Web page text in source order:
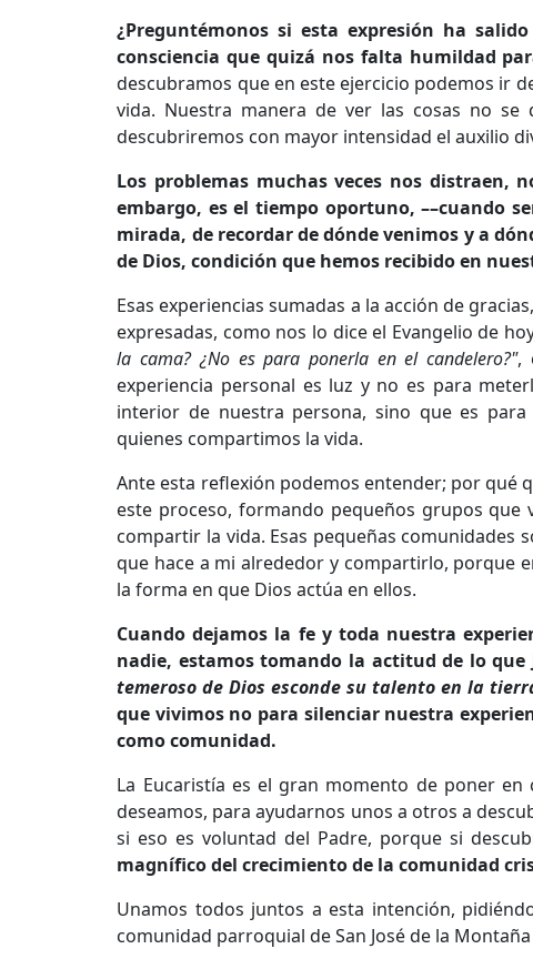
¿Preguntémonos si esta expresión ha
consciencia que quizá nos falta humildad
descubramos que en este ejercicio podemos ir
vida. Nuestra manera de ver las cosas no
descubriremos con mayor intensidad el auxilio
Los problemas muchas veces nos distraen,
embargo, es el tiempo oportuno, ––cuando
mirada, de recordar de dónde venimos y a
de Dios, condición que hemos recibido en
Esas experiencias sumadas a la acción de
expresadas, como nos lo dice el Evangelio de
la cama? ¿No es para ponerla en el candelero?",
experiencia personal es luz y no es para
interior de nuestra persona, sino que es
quienes compartimos la vida.
Ante esta reflexión podemos entender; por qué
este proceso, formando pequeños grupos que
compartir la vida. Esas pequeñas comunidades
que hace a mi alrededor y compartirlo, porque
la forma en que Dios actúa en ellos.
Cuando dejamos la fe y toda nuestra
nadie, estamos tomando la actitud de lo que
temeroso de Dios esconde su talento en la
que vivimos no para silenciar nuestra
como comunidad.
La Eucaristía es el gran momento de poner
deseamos, para ayudarnos unos a otros a
si eso es voluntad del Padre, porque si
magnífico del crecimiento de la comunidad
Unamos todos juntos a esta intención,
comunidad parroquial de San José de la